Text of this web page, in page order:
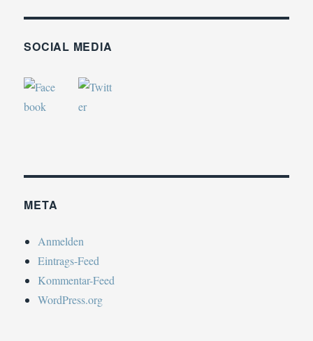
SOCIAL MEDIA
META
Anmelden
Eintrags-Feed
Kommentar-Feed
WordPress.org